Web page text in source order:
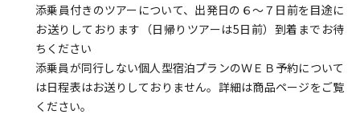
添乗員付きのツアーについて、出発日の６～７日前を目途に
お送りしております（日帰りツアーは5日前）到着までお待
ちください
添乗員が同行しない個人型宿泊プランのＷＥＢ予約について
は日程表はお送りしておりません。詳細は商品ページをご覧
ください。